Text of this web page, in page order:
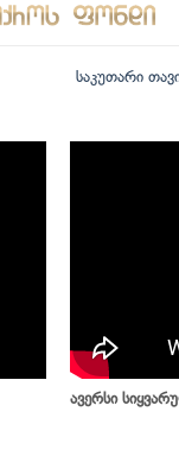
საკუთარი
ავერსი